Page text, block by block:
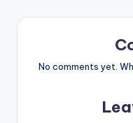
No comments yet.